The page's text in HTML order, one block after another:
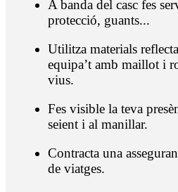
A banda del casc fes
protecció, guants...
Utilitza materials
equipa’t amb maillot i
vius.
Fes visible la teva
seient i al manillar.
Contracta una
de viatges.